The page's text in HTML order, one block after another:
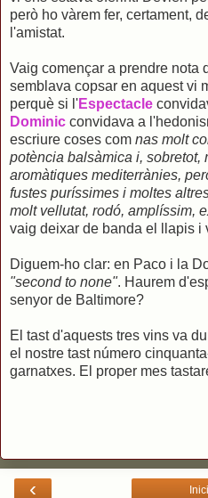
però ho vàrem fer, certament,
l'amistat.
Vaig començar a prendre nota
semblava copsar en aquest vi
perquè si l'Espectacle
Dominic convidava a
escriure coses com nas molt
potència balsàmica i, sobretot,
aromàtiques mediterrànies,
fustes puríssimes i moltes
molt vellutat, rodó, amplíssim,
vaig deixar de banda el llapis i
Diguem-ho clar: en Paco i la
"second to none". Haurem
senyor de Baltimore?
El tast d'aquests tres vins va
el nostre tast número
garnatxes. El proper mes
‹ Inici